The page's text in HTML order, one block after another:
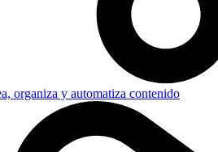
organiza y automatiza contenido